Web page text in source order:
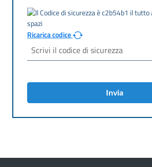
Ricarica codice
Invia